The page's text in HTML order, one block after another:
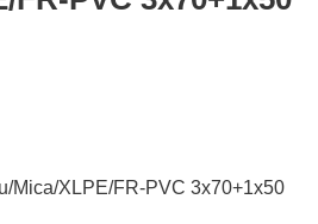
Mica/XLPE/FR-PVC 3x70+1x50